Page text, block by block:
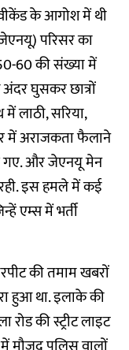
के आगोश में थी
परिसर का
60 की संख्या में
घुसकर छात्रों
लाठी, सरिया,
में अराजकता फैलाने
गए. और जेएनयू मेन
इस हमले में कई
एम्स में भर्ती
की तमाम खबरों
हुआ था. इलाके की
रोड की स्ट्रीट लाइट